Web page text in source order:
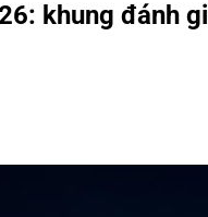
khung đánh